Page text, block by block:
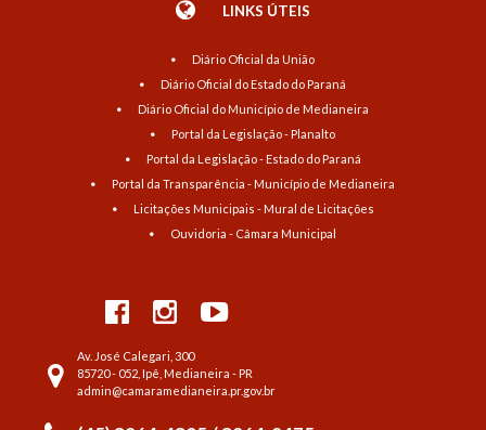
LINKS ÚTEIS
Diário Oficial da União
Diário Oficial do Estado do Paraná
Diário Oficial do Município de Medianeira
Portal da Legislação - Planalto
Portal da Legislação - Estado do Paraná
Portal da Transparência - Município de Medianeira
Licitações Municipais - Mural de Licitações
Ouvidoria - Câmara Municipal
Av. José Calegari, 300
85720 - 052, Ipê, Medianeira - PR
admin@camaramedianeira.pr.gov.br